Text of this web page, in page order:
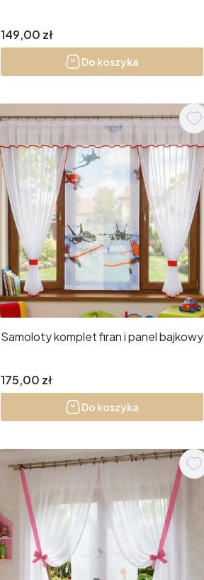
Cena
149,00 zł
Do koszyka
Samoloty komplet firan i panel bajkowy
Cena
175,00 zł
Do koszyka